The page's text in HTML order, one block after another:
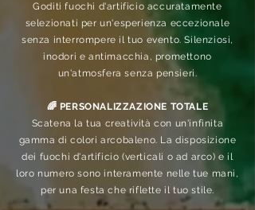
Goditi fuochi d'artificio accuratamente
selezionati per un'esperienza eccezionale
senza interrompere il tuo evento. Silenziosi,
inodori e antimacchia, promettono
un'atmosfera senza pensieri.
🌈 PERSONALIZZAZIONE TOTALE
Scatena la tua creatività con un'infinita
gamma di colori arcobaleno. La disposizione
dei fuochi d'artificio (verticali o ad arco) e il
loro numero sono interamente nelle tue mani,
per una festa che riflette il tuo stile.